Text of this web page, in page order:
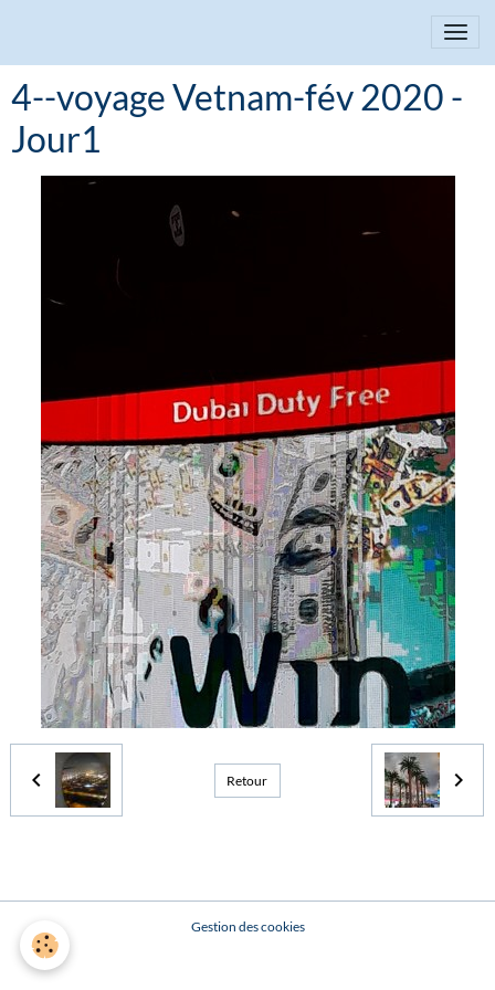
4--voyage Vetnam-fév 2020 -
Jour1
Retour
Gestion des cookies